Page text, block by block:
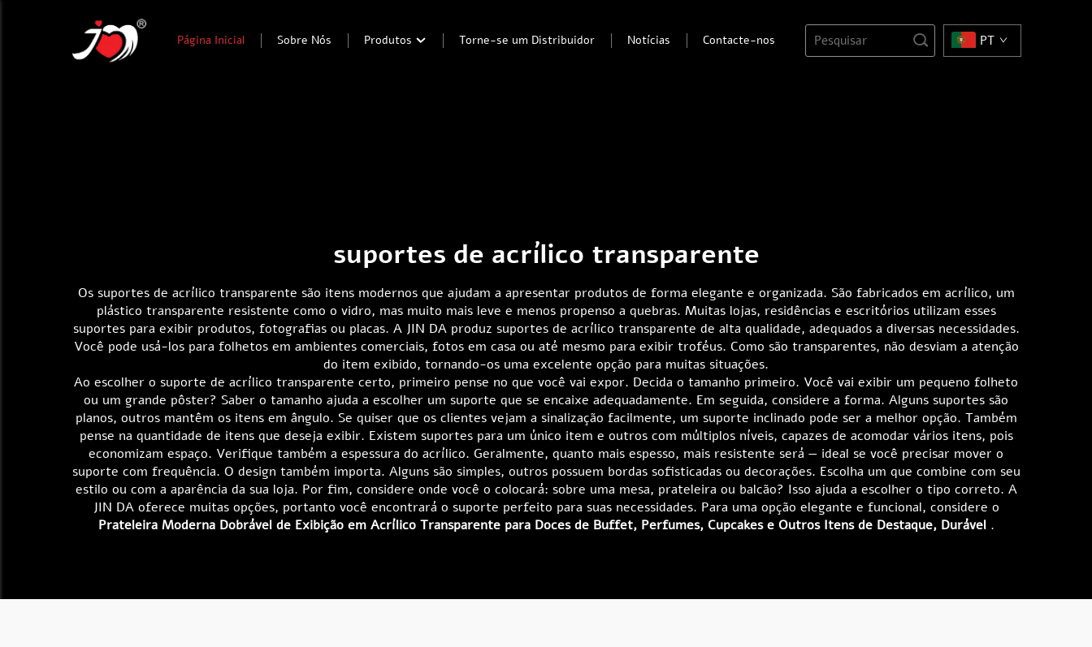
Página Inicial Sobre Nós Produtos Torne-se um Distribuidor Notícias Contacte-nos PT
suportes de acrílico transparente
Os suportes de acrílico transparente são itens modernos que ajudam a apresentar produtos de forma elegante e organizada. São fabricados em acrílico, um
plástico transparente resistente como o vidro, mas muito mais leve e menos propenso a quebras. Muitas lojas, residências e escritórios utilizam esses
suportes para exibir produtos, fotografias ou placas. A JIN DA produz suportes de acrílico transparente de alta qualidade, adequados a diversas necessidades.
Você pode usá-los para folhetos em ambientes comerciais, fotos em casa ou até mesmo para exibir troféus. Como são transparentes, não desviam a atenção
do item exibido, tornando-os uma excelente opção para muitas situações.
Ao escolher o suporte de acrílico transparente certo, primeiro pense no que você vai expor. Decida o tamanho primeiro. Você vai exibir um pequeno folheto
ou um grande pôster? Saber o tamanho ajuda a escolher um suporte que se encaixe adequadamente. Em seguida, considere a forma. Alguns suportes são
planos, outros mantêm os itens em ângulo. Se quiser que os clientes vejam a sinalização facilmente, um suporte inclinado pode ser a melhor opção. Também
pense na quantidade de itens que deseja exibir. Existem suportes para um único item e outros com múltiplos níveis, capazes de acomodar vários itens, pois
economizam espaço. Verifique também a espessura do acrílico. Geralmente, quanto mais espesso, mais resistente será — ideal se você precisar mover o
suporte com frequência. O design também importa. Alguns são simples, outros possuem bordas sofisticadas ou decorações. Escolha um que combine com seu
estilo ou com a aparência da sua loja. Por fim, considere onde você o colocará: sobre uma mesa, prateleira ou balcão? Isso ajuda a escolher o tipo correto. A
JIN DA oferece muitas opções, portanto você encontrará o suporte perfeito para suas necessidades. Para uma opção elegante e funcional, considere o
Prateleira Moderna Dobrável de Exibição em Acrílico Transparente para Doces de Buffet, Perfumes, Cupcakes e Outros Itens de Destaque, Durável .